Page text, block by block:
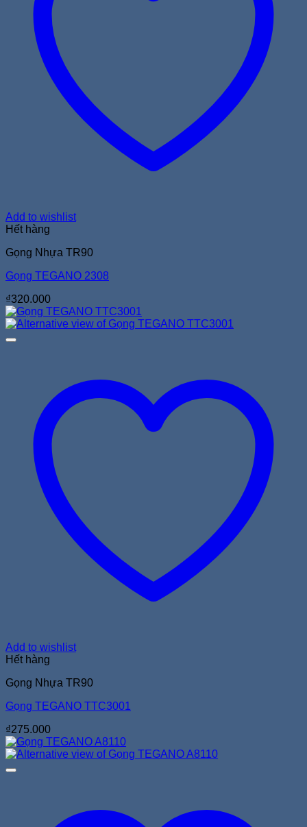
Add to wishlist
Hết hàng
Gọng Nhựa TR90
Gọng TEGANO 2308
₫320.000
Add to wishlist
Hết hàng
Gọng Nhựa TR90
Gọng TEGANO TTC3001
₫275.000